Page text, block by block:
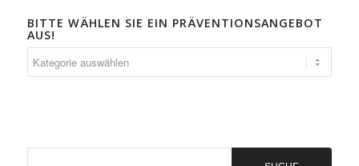
BITTE WÄHLEN SIE EIN PRÄVENTIONSANGEBOT
AUS!
wählen